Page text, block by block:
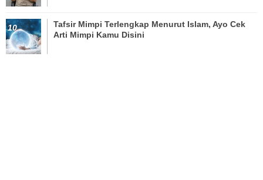
Tafsir Mimpi Terlengkap Menurut Islam, Ayo Cek
Arti Mimpi Kamu Disini